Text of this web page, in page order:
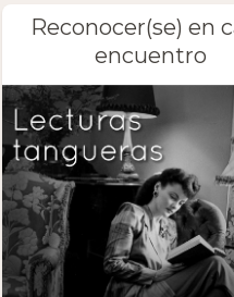
Reconocer(se) en
encuentro